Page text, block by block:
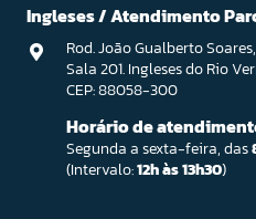
Ingleses / Atendimento
Rod. João Gualberto
Sala 201. Ingleses do Rio
CEP: 88058-300
Horário de
Segunda a sexta-feira, das
(Intervalo:12h às 13h30)